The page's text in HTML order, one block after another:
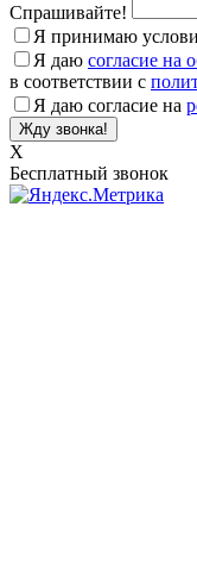
Спрашивайте!
Я принимаю
Я даю согласие на
в соответствии с
Я даю согласие на
X
Бесплатный звонок